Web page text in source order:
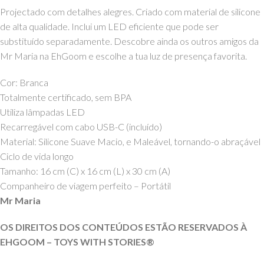
Projectado com detalhes alegres. Criado com material de silicone
de alta qualidade. Inclui um LED eficiente que pode ser
substituído separadamente. Descobre ainda os outros amigos da
Mr Maria na EhGoom e escolhe a tua luz de presença favorita.
Cor: Branca
Totalmente certificado, sem BPA
Utiliza lâmpadas LED
Recarregável com cabo USB-C (incluído)
Material: Silicone Suave Macio, e Maleável, tornando-o abraçável
Ciclo de vida longo
Tamanho: 16 cm (C) x 16 cm (L) x 30 cm (A)
Companheiro de viagem perfeito – Portátil
Mr Maria
OS DIREITOS DOS CONTEÚDOS ESTÃO RESERVADOS À
EHGOOM – TOYS WITH STORIES®️